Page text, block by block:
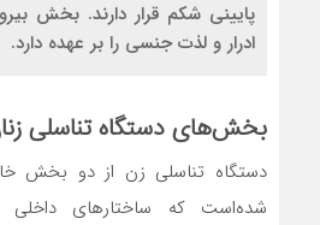
پایینی شکم قرار دارند. بخش
ادرار و لذت جنسی را بر عهده دارد.
بخش‌های دستگاه تناسلی
دستگاه تناسلی زن از دو بخش
شده‌است که ساختارهای داخلی